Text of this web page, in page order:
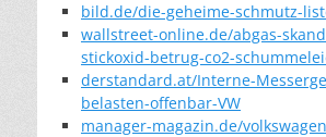
bild.de/die-geheime-schmutz-
wallstreet-online.de/abgas-
stickoxid-betrug-co2-
derstandard.at/Interne-
belasten-offenbar-VW
manager-magazin.de/